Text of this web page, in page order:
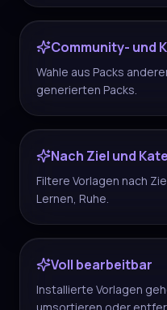
Community- und
Wahle aus Packs
generierten Packs.
Nach Ziel und
Filtere Vorlagen nach
Lernen, Ruhe.
Voll bearbeitbar
Installierte Vorlagen